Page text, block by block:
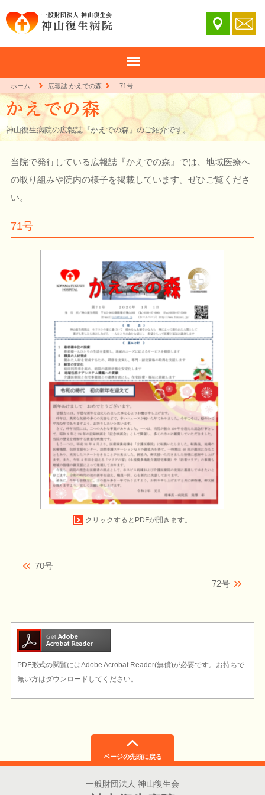
ホーム 広報誌 かえでの森 71号
神山復生病院の広報誌『かえでの森』のご紹介です。
当院で発行している広報誌『かえでの森』では、地域医療へ
の取り組みや院内の様子を掲載しています。ぜひご覧くださ
い。
71号
70号
72号
PDF形式の閲覧にはAdobe Acrobat Reader(無償)が必要です。お持ちで
無い方はダウンロードしてください。
ページの先頭に戻る
一般財団法人 神山復生会